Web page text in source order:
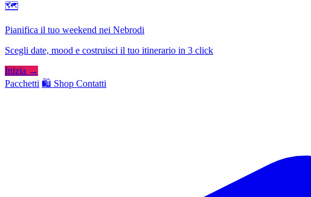
🗺
Pianifica il tuo weekend nei Nebrodi
Scegli date, mood e costruisci il tuo itinerario in 3 click
Inizia →
Pacchetti 🛍️ Shop Contatti